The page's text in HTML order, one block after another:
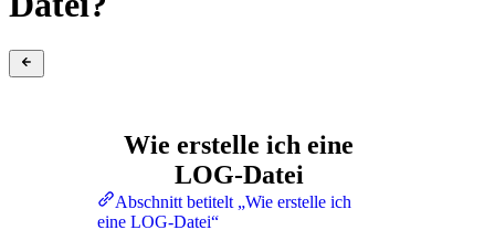
Wie erstelle ich eine
LOG-Datei
Abschnitt betitelt „Wie erstelle ich
eine LOG-Datei“